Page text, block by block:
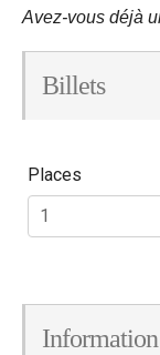
Avez-vous déjà
Billets
Places